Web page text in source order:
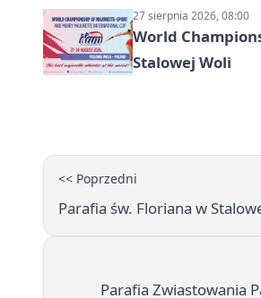
27 sierpnia 2026, 08:00
World
Stalowej Woli
<< Poprzedni
Parafia św. Floriana w
Parafia Zwiastowania